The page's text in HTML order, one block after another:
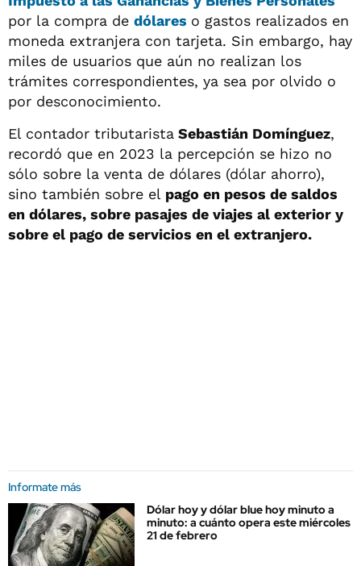
por la compra de dólares o gastos realizados en
moneda extranjera con tarjeta. Sin embargo, hay
miles de usuarios que aún no realizan los
trámites correspondientes, ya sea por olvido o
por desconocimiento.
El contador tributarista Sebastián Domínguez,
recordó que en 2023 la percepción se hizo no
sólo sobre la venta de dólares (dólar ahorro),
sino también sobre el pago en pesos de saldos
en dólares, sobre pasajes de viajes al exterior y
sobre el pago de servicios en el extranjero.
Informate más
Dólar hoy y dólar blue hoy minuto a
minuto: a cuánto opera este miércoles
21 de febrero